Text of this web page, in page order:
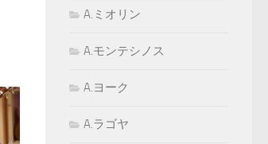
A.ミオリン
A.モンテシノス
A.ヨーク
A.ラゴヤ